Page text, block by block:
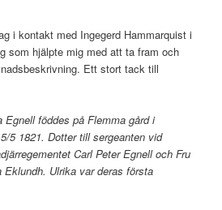
i kontakt med Ingegerd Hammarquist i
som hjälpte mig med att ta fram och
Ett stort tack till
Egnell föddes på Flemma gård i
5 1821. Dotter till sergeanten vid
Carl Peter Egnell och Fru
Ulrika var deras första